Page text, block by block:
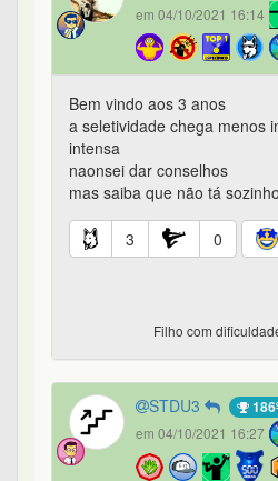
em 04/10/2021 16:14
Bem vindo aos 3 anos
a seletividade chega menos
intensa
naonsei dar conselhos
mas saiba que não tá sozinho
3 0
Filho com
STDU3
em 04/10/2021 16:27